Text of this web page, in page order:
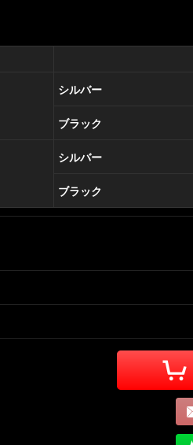
シルバー
ブラック
シルバー
ブラック